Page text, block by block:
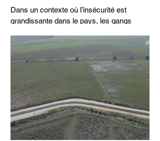
Dans un contexte où l’insécurité est
grandissante dans le pays, les gangs
terreur. Aux côtés des extorsions et des
massacres, le viol demeure l’une des
armes qu’ils utilisent pour asservir les
communautés. Face à cet instrument de
punition et de contrôle qui déshumanise
des milliers de femmes et de filles, ce sont
les organisations non gouvernementales
(ONG) qui se retrouvent en première ligne
pour accompagner les survivantes sur le